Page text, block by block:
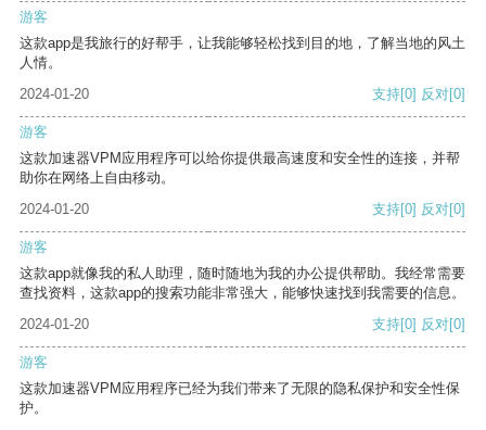
游客
这款app是我旅行的好帮手，让我能够轻松找到目的地，了解当地的风土
人情。
2024-01-20
支持[0] 反对[0]
游客
这款加速器VPM应用程序可以给你提供最高速度和安全性的连接，并帮
助你在网络上自由移动。
2024-01-20
支持[0] 反对[0]
游客
这款app就像我的私人助理，随时随地为我的办公提供帮助。我经常需要
查找资料，这款app的搜索功能非常强大，能够快速找到我需要的信息。
2024-01-20
支持[0] 反对[0]
游客
这款加速器VPM应用程序已经为我们带来了无限的隐私保护和安全性保
护。